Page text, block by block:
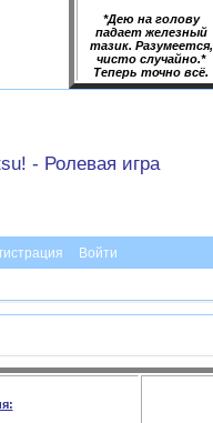
*Дею на голову
падает железный
тазик. Разумеется,
чисто случайно.*
Теперь точно всё.
- Ролевая игра
Войти